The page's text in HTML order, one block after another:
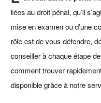
liées au droit pénal, qu’il
mise en examen ou d’une
rôle est de vous défendre,
conseiller à chaque étape
comment trouver
disponible grâce à notre